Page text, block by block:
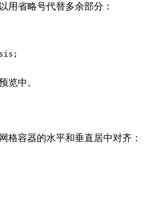
用省略号代替多余部分：
览中。
格容器的水平和垂直居中对齐：